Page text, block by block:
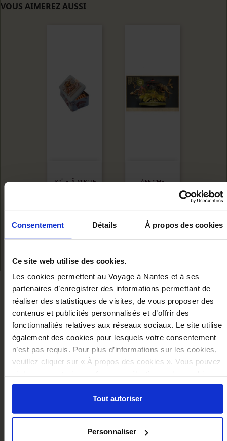
Consentement Détails À propos des cookies
Ce site web utilise des cookies.
Les cookies permettent au Voyage à Nantes et à ses
partenaires d’enregistrer des informations permettant de
réaliser des statistiques de visites, de vous proposer des
contenus et publicités personnalisés et d’offrir des
fonctionnalités relatives aux réseaux sociaux. Le site utilise
également des cookies pour lesquels votre consentement
n’est pas requis. Pour plus d’informations sur les cookies,
veuillez cliquer sur « À propos des cookies ». Vous pouvez
selon les finalités via l'onglet « Détails ». À tout moment,
vous pouvez modifier votre choix en cliquant sur le lien
« Cookies » en bas des pages du site.
Tout autoriser
Personnaliser
VOUS AIMEREZ AUSSI
BOÎTE À SUCRE
12,00 €
Ajouter au panier
AFFICHE
2013
Ajouter au
NOUS VOUS